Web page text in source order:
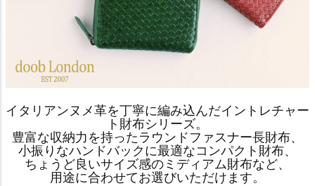
イタリアンヌメ革を丁寧に編み込んだイントレチャー
ト財布シリーズ。
豊富な収納力を持ったラウンドファスナー長財布、
小振りなハンドバックに最適なコンパクト財布、
ちょうど良いサイズ感のミディアム財布など、
用途に合わせてお選びいただけます。